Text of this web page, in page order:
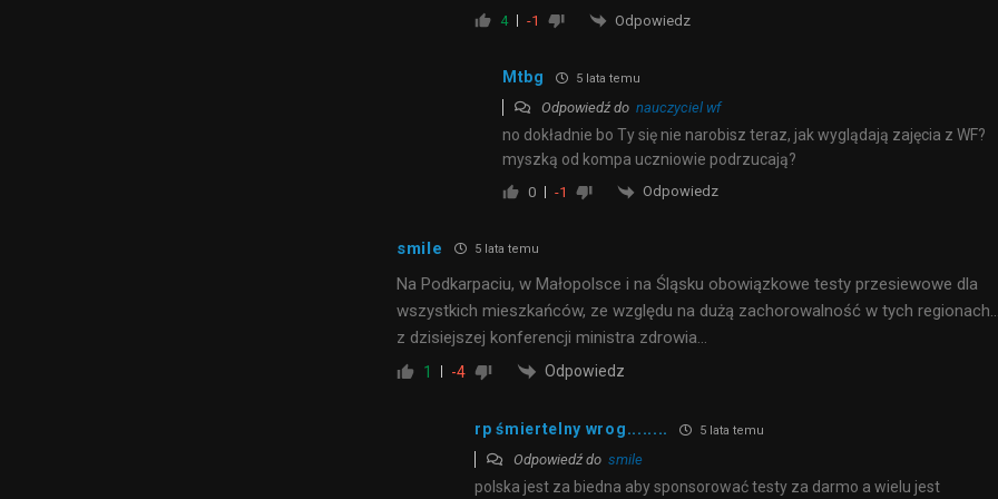
4 -1 Odpowiedz
Mtbg 5 lata temu
Odpowiedź do nauczyciel wf
no dokładnie bo Ty się nie narobisz teraz, jak wyglądają zajęcia z WF?
myszką od kompa uczniowie podrzucają?
0 -1 Odpowiedz
smile 5 lata temu
Na Podkarpaciu, w Małopolsce i na Śląsku obowiązkowe testy przesiewowe dla
wszystkich mieszkańców, ze względu na dużą zachorowalność w tych
z dzisiejszej konferencji ministra zdrowia…
1 -4 Odpowiedz
rp śmiertelny wrog........ 5 lata temu
Odpowiedź do smile
polska jest za biedna aby sponsorować testy za darmo a wielu jest